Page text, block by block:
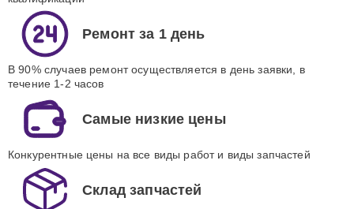
Ремонт за 1 день
В 90% случаев ремонт осуществляется в день заявки, в
течение 1-2 часов
Самые низкие цены
Конкурентные цены на все виды работ и виды запчастей
Склад запчастей